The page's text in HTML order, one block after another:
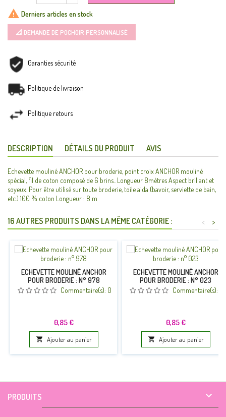
 Derniers articles en stock
📐 DEMANDE DE POCHOIR PERSONNALISÉ
Garanties sécurité
Politique de livraison
Politique retours
DESCRIPTION DÉTAILS DU PRODUIT AVIS
Echevette mouliné ANCHOR pour broderie, point croix ANCHOR mouliné
spécial, fil de coton composé de 6 brins.. Longueur 8mètres Aspect brillant et
soyeux. Pour être utilisé sur toute broderie, toile aida (bavoir, serviette de bain,
etc.) 100 % coton Longueur : 8 m
16 AUTRES PRODUITS DANS LA MÊME CATÉGORIE : >
<
ECHEVETTE MOULINÉ ANCHOR
POUR BRODERIE : N° 978
Commentaire(s): 0
Prix
0,85 €
 Ajouter au panier
ECHEVETTE MOULINÉ ANCHOR
POUR BRODERIE : N° 023
Commentaire(s):
Prix
0,85 €
 Ajouter au panier
PRODUITS 